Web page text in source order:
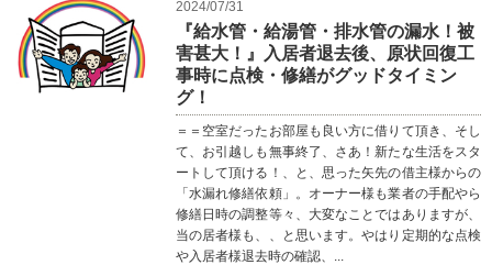
2024/07/31
『給水管・給湯管・排水管の漏水！被
害甚大！』入居者退去後、原状回復工
事時に点検・修繕がグッドタイミン
グ！
＝＝空室だったお部屋も良い方に借りて頂き、そし
て、お引越しも無事終了、さあ！新たな生活をスタ
ートして頂ける！、と、思った矢先の借主様からの
「水漏れ修繕依頼」。オーナー様も業者の手配やら
修繕日時の調整等々、大変なことではありますが、
当の居者様も、、と思います。やはり定期的な点検
や入居者様退去時の確認、...